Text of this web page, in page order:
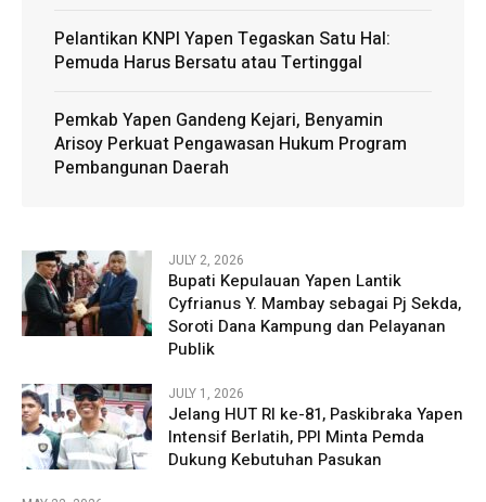
Pelantikan KNPI Yapen Tegaskan Satu Hal:
Pemuda Harus Bersatu atau Tertinggal
Pemkab Yapen Gandeng Kejari, Benyamin
Arisoy Perkuat Pengawasan Hukum Program
Pembangunan Daerah
JULY 2, 2026
Bupati Kepulauan Yapen Lantik
Cyfrianus Y. Mambay sebagai Pj Sekda,
Soroti Dana Kampung dan Pelayanan
Publik
JULY 1, 2026
Jelang HUT RI ke-81, Paskibraka Yapen
Intensif Berlatih, PPI Minta Pemda
Dukung Kebutuhan Pasukan